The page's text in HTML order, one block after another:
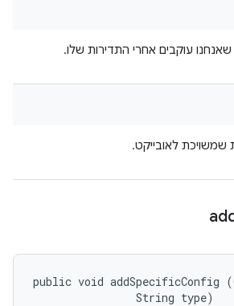
שאנחנו עוקבים אחרי התדירות שלו.
שמשויכת לאובייקט.
public void addSpecificConfig
                String type)